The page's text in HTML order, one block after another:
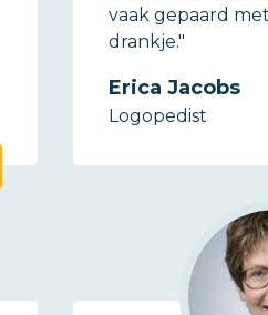
vaak gepaard
drankje."
Erica Jacobs
Logopedist